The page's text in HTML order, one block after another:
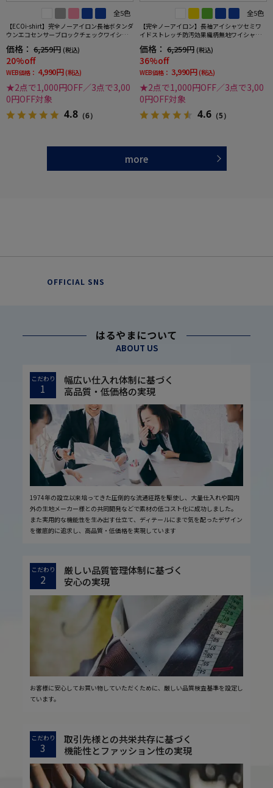
全5色
【ECOi-shirt】完全ノーアイロン長袖ボタンダ
ウンエコセンサーブロックチェックワイシャ
ツ通年
価格： 6,259円 (税込)
20%off
WEB価格： 4,990円 (税込)
★2点で1,000円OFF／3点で3,00
0円OFF対象
4.8 （6）
全5色
【完全ノーアイロン】長袖アイシャツセミワ
イドストレッチ防汚効果織柄無地ワイシャツi-
shirt通年
価格： 6,259円 (税込)
36%off
WEB価格： 3,990円 (税込)
★2点で1,000円OFF／3点で3,00
0円OFF対象
4.6 （5）
more
OFFICIAL SNS
はるやまについて
ABOUT US
こだわり
1
幅広い仕入れ体制に基づく
高品質・低価格の実現
1974年の設立以来培ってきた圧倒的な流通経路を駆使し、大量仕入れや国内
外の生地メーカー様との共同開発などで素材の低コスト化に成功しました。
また実用的な機能性を生み出す仕立て、ディテールにまで気を配ったデザイン
を徹底的に追求し、高品質・低価格を実現しています
こだわり
2
厳しい品質管理体制に基づく
安心の実現
お客様に安心してお買い物していただくために、厳しい品質検査基準を設定し
ています。
こだわり
3
取引先様との共栄共存に基づく
機能性とファッション性の実現